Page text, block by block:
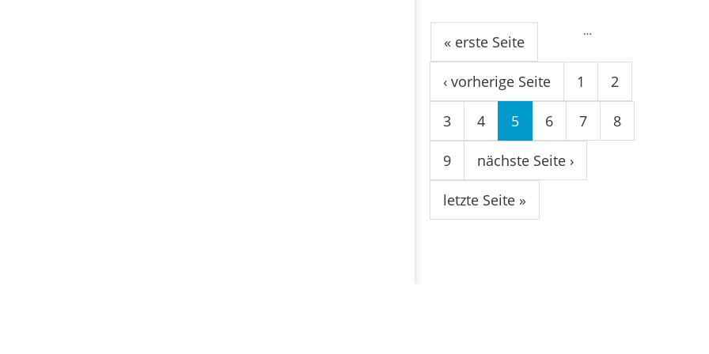
Seiten
« erste Seite
‹ vorherige Seite 1 2
3 4 5 6 7 8
9
…
nächste Seite ›
letzte Seite »